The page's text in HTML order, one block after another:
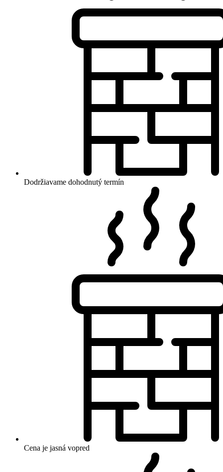
Dodržiavame dohodnutý termín
Cena je jasná vopred